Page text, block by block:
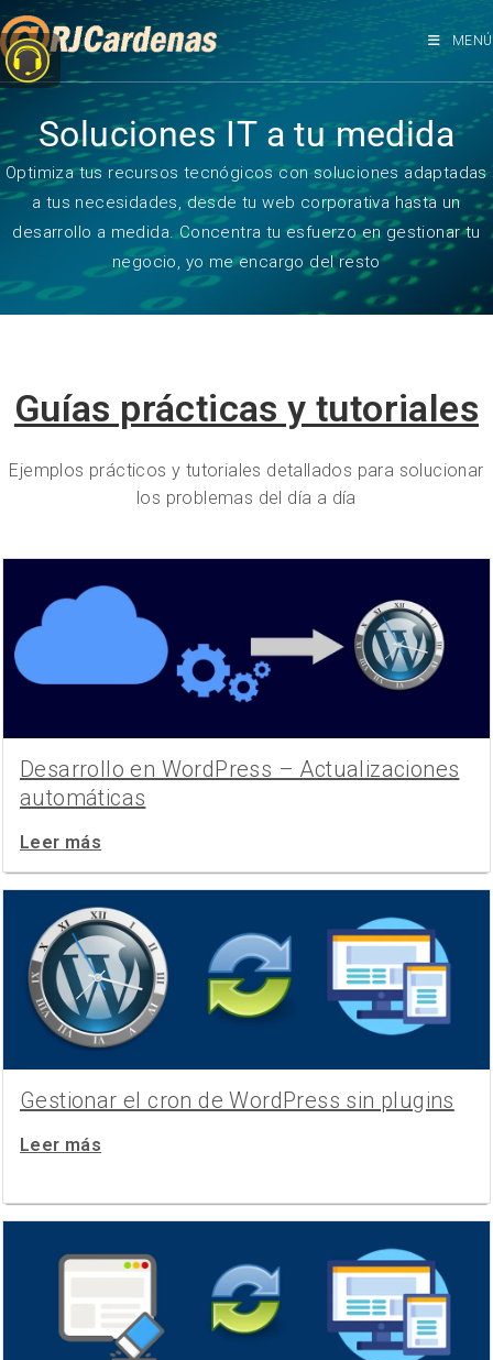
MENÚ
Soluciones IT a tu medida
Optimiza tus recursos tecnógicos con soluciones adaptadas
a tus necesidades, desde tu web corporativa hasta un
desarrollo a medida. Concentra tu esfuerzo en gestionar tu
negocio, yo me encargo del resto
Guías prácticas y tutoriales
Ejemplos prácticos y tutoriales detallados para solucionar
los problemas del día a día
Desarrollo en WordPress – Actualizaciones
automáticas
Leer más
Gestionar el cron de WordPress sin plugins
Leer más